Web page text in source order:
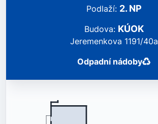
podlaží: 2.NP
Budova: KÚOK
Jeremenkova 1191/40a
Odpadní nádoby